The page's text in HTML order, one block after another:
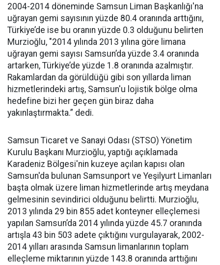
2004-2014 döneminde Samsun Liman Başkanlığı'na
uğrayan gemi sayısının yüzde 80.4 oranında arttığını,
Türkiye’de ise bu oranın yüzde 0.3 olduğunu belirten
Murzioğlu, "2014 yılında 2013 yılına göre limana
uğrayan gemi sayısı Samsun’da yüzde 3.4 oranında
artarken, Türkiye’de yüzde 1.8 oranında azalmıştır.
Rakamlardan da görüldüğü gibi son yıllarda liman
hizmetlerindeki artış, Samsun'u lojistik bölge olma
hedefine bizi her geçen gün biraz daha
yakınlaştırmakta.” dedi.
Samsun Ticaret ve Sanayi Odası (STSO) Yönetim
Kurulu Başkanı Murzioğlu, yaptığı açıklamada
Karadeniz Bölgesi'nin kuzeye açılan kapısı olan
Samsun'da bulunan Samsunport ve Yeşilyurt Limanları
başta olmak üzere liman hizmetlerinde artış meydana
gelmesinin sevindirici olduğunu belirtti. Murzioğlu,
2013 yılında 29 bin 855 adet konteyner elleçlemesi
yapılan Samsun’da 2014 yılında yüzde 45.7 oranında
artışla 43 bin 503 adete çıktığını vurgulayarak, 2002-
2014 yılları arasında Samsun limanlarının toplam
elleçleme miktarının yüzde 143.8 oranında arttığını